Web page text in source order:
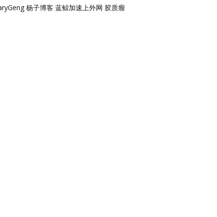
杨子博客 蓝鲸加速上外网 胶质瘤